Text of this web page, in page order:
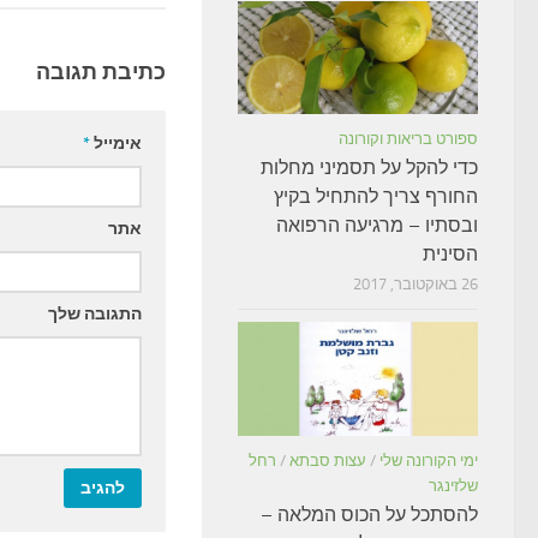
כתיבת תגובה
אימייל*
אתר
התגובה שלך
ספורט בריאות וקורונה
כדי להקל על תסמיני מחלות
החורף צריך להתחיל בקיץ
ובסתיו – מרגיעה הרפואה
הסינית
26 באוקטובר, 2017
ימי הקורונה שלי / עצות סבתא / רחל
שלזינגר
להסתכל על הכוס המלאה –